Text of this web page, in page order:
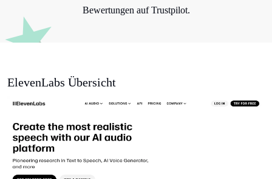
Bewertungen auf Trustpilot.
ElevenLabs Übersicht